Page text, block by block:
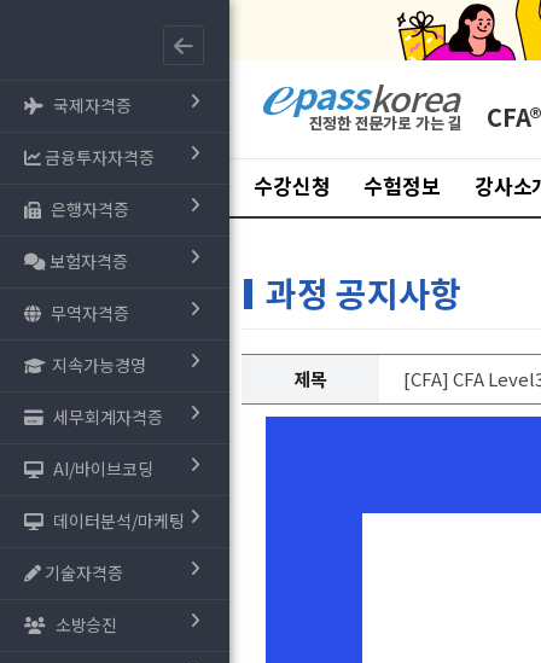
국제자격증
금융투자자격증
은행자격증
보험자격증
무역자격증
지속가능경영
세무회계자격증
AI/바이브코딩
데이터분석/마케팅
기술자격증
소방승진
CFA®
수강신청 수험정보 강사소
과정 공지사항
제목 [CFA] CFA